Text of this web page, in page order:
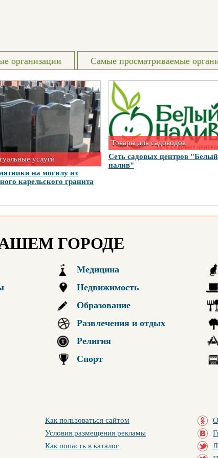
услуги
на могилу из
карельского гранита
Товары для садоводов
Сеть садовых центров "Белый
налив"
организации Самые просматриваемые
ГОРОДЕ
Медицина
Недвижимость
Образование
Развлечения и отдых
Религия
Спорт
Как пользоваться сайтом
Условия размещения рекламы
Как попасть в каталог